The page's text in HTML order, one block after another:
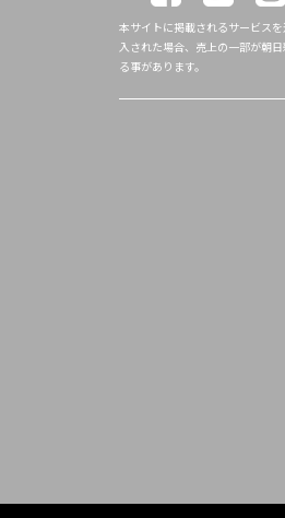
本サイトに掲載されるサービス
入された場合、売上の一部が朝
る事があります。